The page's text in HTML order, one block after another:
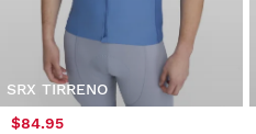
SRX TIRRENO
$84.95